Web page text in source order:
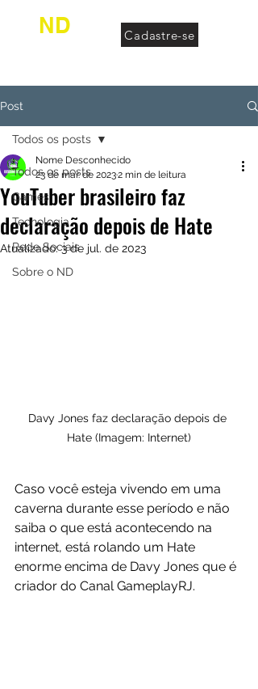
ND Cadastre-se
Post
Todos os posts
Games
Tecnologia
Rede Sociais
Sobre o ND
Todos os posts
YouTuber brasileiro faz
declaração depois de Hate
Nome Desconhecido
23 de mar. de 20232 min de leitura
Atualizado:3 de jul. de 2023
Davy Jones faz declaração depois de
Hate (Imagem: Internet)
Caso você esteja vivendo em uma
caverna durante esse período e não
saiba o que está acontecendo na
internet, está rolando um Hate
enorme encima de Davy Jones que é
criador do Canal GameplayRJ.